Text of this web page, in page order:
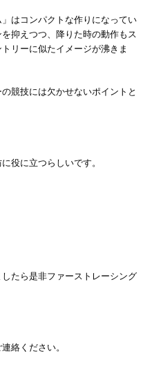
はコンパクトな作りになってい
抑えつつ、降りた時の動作もス
リーに似たイメージが沸きま
競技には欠かせないポイントと
役に立つらしいです。
たら是非ファーストレーシング
絡ください。